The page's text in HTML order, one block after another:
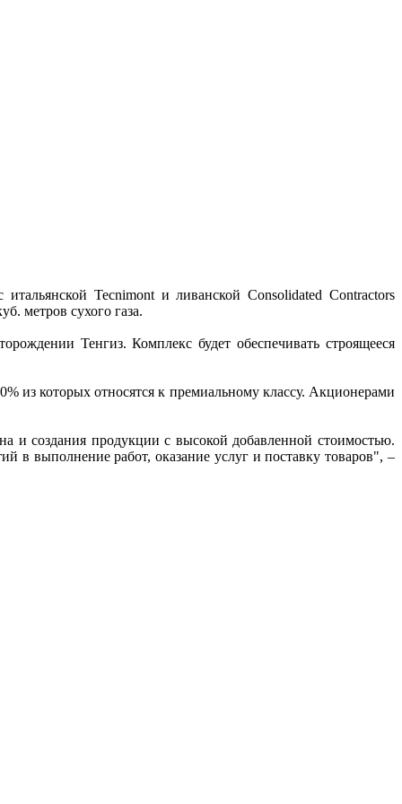
Tecnimont и ливанской Consolidated Contractors
метров сухого газа.
Тенгиз. Комплекс будет обеспечивать строящееся
из которых относятся к премиальному классу. Акционерами
и создания продукции с высокой добавленной стоимостью.
в выполнение работ, оказание услуг и поставку товаров", –